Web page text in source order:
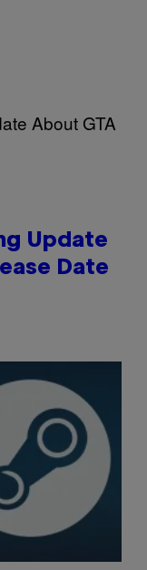
Update
Date